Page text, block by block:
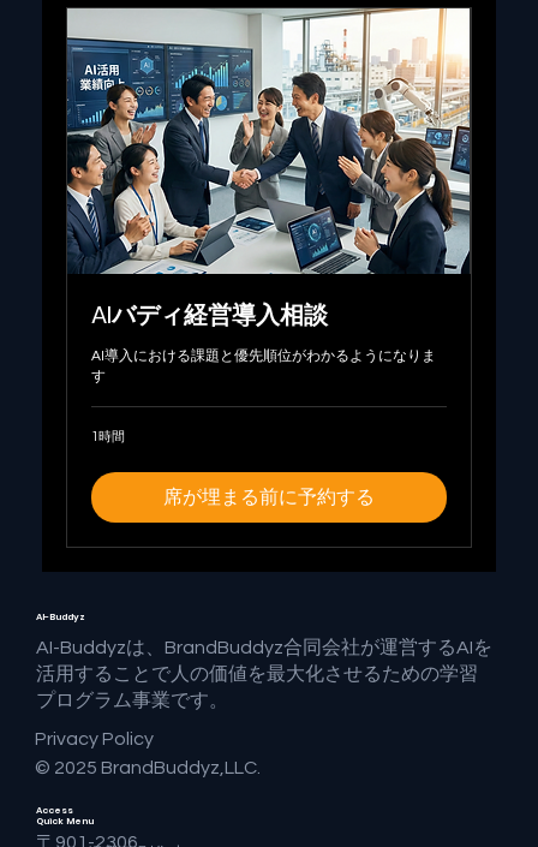
AIバディ経営導入相談
AI導入における課題と優先順位がわかるようになりま
す
1時間
席が埋まる前に予約する
AI-Buddyz
AI-Buddyzは、BrandBuddyz合同会社が運営するAIを
活用することで人の価値を最大化させるための学習
プログラム事業です。
Privacy Policy
© 2025 BrandBuddyz,LLC.
Access
〒901-2306
Quick Menu